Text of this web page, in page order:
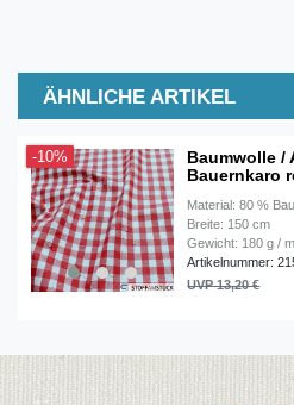
ÄHNLICHE ARTIKEL
-10%
Baumwolle /
Bauernkaro
Material: 80 %
Breite: 150 cm
Gewicht: 180 g /
Artikelnummer:
UVP 13,20 €